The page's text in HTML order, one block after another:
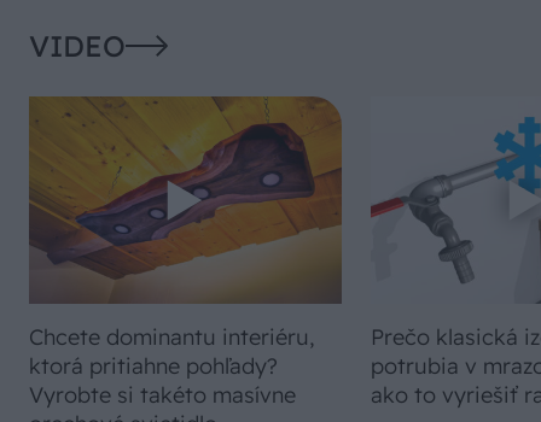
VIDEO
Chcete dominantu interiéru,
ktorá pritiahne pohľady?
Vyrobte si takéto masívne
Prečo klasická
potrubia v
ako to vyriešiť